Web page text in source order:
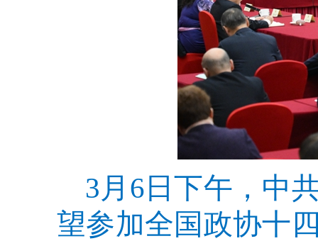
3月6日下午，中
望参加全国政协十